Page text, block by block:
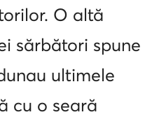
O altă
sărbători spune
ultimele
cu o seară